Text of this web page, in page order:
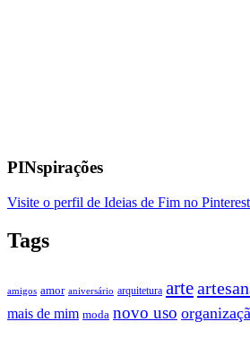
PINspirações
Visite o perfil de Ideias de Fim no
Tags
amigos amor aniversário arquitetura arte
mais de mim moda novo uso